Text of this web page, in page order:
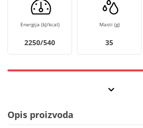
Energija (kJ/kcal)
2250/540
Masti (g)
35
Opis proizvoda